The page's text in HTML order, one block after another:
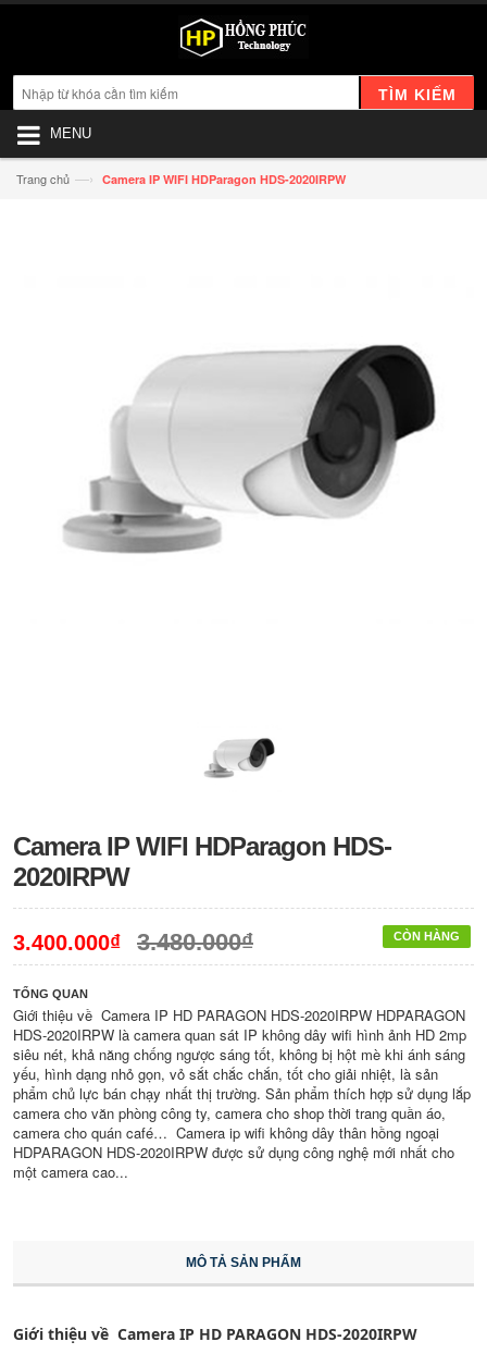
TÌM KIẾM
MENU
Trang chủ —› Camera IP WIFI HDParagon HDS-2020IRPW
Camera IP WIFI HDParagon HDS-
2020IRPW
CÒN HÀNG
3.400.000₫ 3.480.000₫
TỔNG QUAN
Giới thiệu về Camera IP HD PARAGON HDS-2020IRPW HDPARAGON
HDS-2020IRPW là camera quan sát IP không dây wifi hình ảnh HD 2mp
siêu nét, khả năng chống ngược sáng tốt, không bị hột mè khi ánh sáng
yếu, hình dạng nhỏ gọn, vỏ sắt chắc chắn, tốt cho giải nhiệt, là sản
phẩm chủ lực bán chạy nhất thị trường. Sản phẩm thích hợp sử dụng lắp
camera cho văn phòng công ty, camera cho shop thời trang quần áo,
camera cho quán café… Camera ip wifi không dây thân hồng ngoại
HDPARAGON HDS-2020IRPW được sử dụng công nghệ mới nhất cho
một camera cao...
MÔ TẢ SẢN PHẨM
Giới thiệu về Camera IP HD PARAGON HDS-2020IRPW